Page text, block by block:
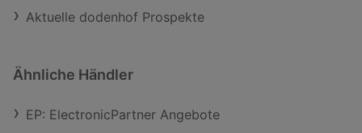
Aktuelle dodenhof Prospekte
Ähnliche Händler
EP: ElectronicPartner Angebote